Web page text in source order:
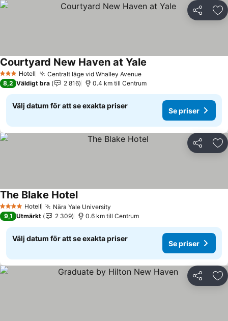
Dela
3 StjärnorHotell Centralt läge vid Whalley AvenueSe priser
Courtyard New Haven at Yale
8,2 Väldigt bra 2 816 0.4 km till Centrum
Välj datum för att se exakta priser
Se priser
Dela
4 StjärnorHotell Nära Yale University
The Blake HotelSe priser
9,1 Utmärkt 2 309 0.6 km till Centrum
Välj datum för att se exakta priser
Se priser
Dela